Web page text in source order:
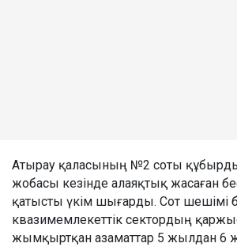
Атырау қаласының №2 соты
жобасы кезінде алаяқтық жасаған
қатысты үкім шығарды. Сот шешімі
квазимемлекеттік сектордың
жымқыртқан азаматтар 5 жылдан 6